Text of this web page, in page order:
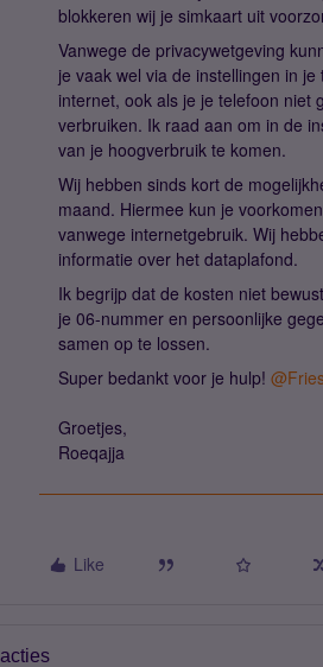
blokkeren wij je simkaart uit
Vanwege de privacywetgeving
je vaak wel via de instellingen in
internet, ook als je je telefoon niet
verbruiken. Ik raad aan om in de
van je hoogverbruik te komen.
Wij hebben sinds kort de
maand. Hiermee kun je
vanwege internetgebruik. Wij
informatie over het dataplafond.
Ik begrijp dat de kosten niet
je 06-nummer en persoonlijke
samen op te lossen.
Super bedankt voor je hulp! ​
Groetjes,
Roeqajja
Like